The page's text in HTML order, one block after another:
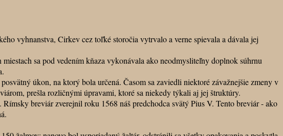
vyhnanstva, Cirkev cez toľké storočia vytrvalo a verne spievala a dávala jej
sa pod vedením kňaza vykonávala ako neodmysliteľny doplnok súhrnu
úkon, na ktorý bola určená. Časom sa zaviedli niektoré závažnejšie zmeny v
prešla rozličnými úpravami, ktoré sa niekedy týkali aj jej štruktúry.
breviár zverejnil roku 1568 náš predchodca svätý Pius V. Tento breviár - ako